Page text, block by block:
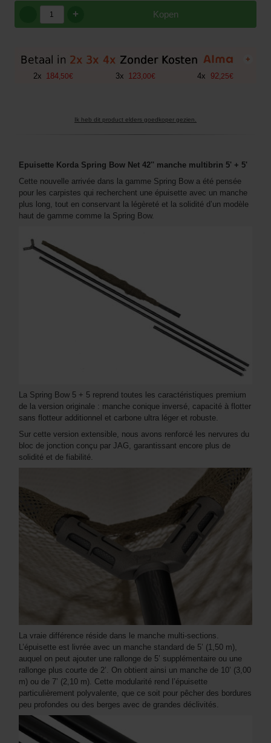
Kopen
+
+
2x 184 50€ 3x 123, 00€ 4x 92 25€
Ik heb dit product elders goedkoper gezien.
Epuisette Korda Spring Bow Net 42'' manche multibrin 5' + 5'
Cette nouvelle arrivée dans la gamme Spring Bow a été pensée
pour les carpistes qui recherchent une épuisette avec un manche
plus long, tout en conservant la légèreté et la solidité d’un modèle
haut de gamme comme la Spring Bow.
La Spring Bow 5 + 5 reprend toutes les caractéristiques premium
de la version originale : manche conique inversé, capacité à flotter
sans flotteur additionnel et carbone ultra léger et robuste.
Sur cette version extensible, nous avons renforcé les nervures du
bloc de jonction conçu par JAG, garantissant encore plus de
solidité et de fiabilité.
La vraie différence réside dans le manche multi-sections.
L’épuisette est livrée avec un manche standard de 5’ (1,50 m),
auquel on peut ajouter une rallonge de 5’ supplémentaire ou une
rallonge plus courte de 2’. On obtient ainsi un manche de 10’ (3,00
m) ou de 7’ (2,10 m). Cette modularité rend l’épuisette
particulièrement polyvalente, que ce soit pour pêcher des bordures
peu profondes ou des berges avec de grandes déclivités.